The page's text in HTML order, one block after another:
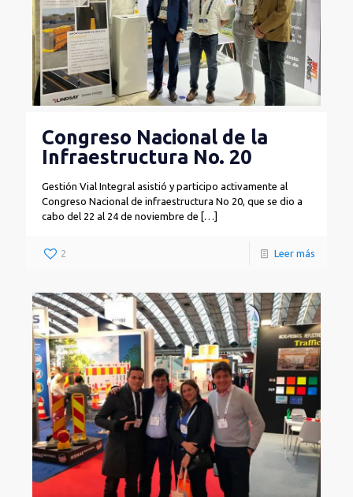
Congreso Nacional de la
Infraestructura No. 20
Gestión Vial Integral asistió y participo activamente al
Congreso Nacional de infraestructura No 20, que se dio a
cabo del 22 al 24 de noviembre de […]
2 Leer más